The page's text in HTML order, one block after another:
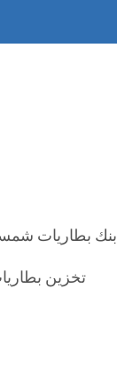
بنك بطاريات
تخزين